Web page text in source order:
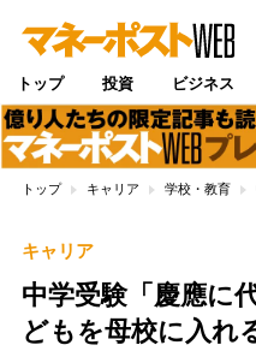
トップ 投資 ビジネス
トップ キャリア 学校・教育
キャリア
中学受験「慶應に
どもを母校に入れ